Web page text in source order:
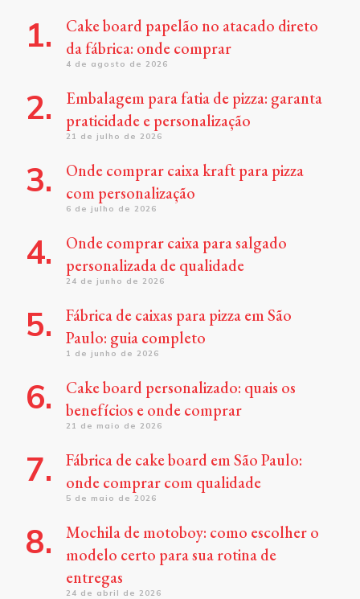
Cake board papelão no atacado direto
da fábrica: onde comprar
4 de agosto de 2026
Embalagem para fatia de pizza: garanta
praticidade e personalização
21 de julho de 2026
Onde comprar caixa kraft para pizza
com personalização
6 de julho de 2026
Onde comprar caixa para salgado
personalizada de qualidade
24 de junho de 2026
Fábrica de caixas para pizza em São
Paulo: guia completo
1 de junho de 2026
Cake board personalizado: quais os
benefícios e onde comprar
21 de maio de 2026
Fábrica de cake board em São Paulo:
onde comprar com qualidade
5 de maio de 2026
Mochila de motoboy: como escolher o
modelo certo para sua rotina de
entregas
24 de abril de 2026